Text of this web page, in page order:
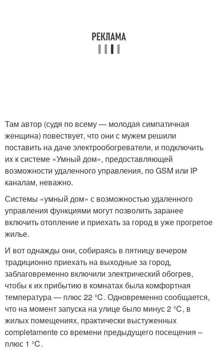
Там автор (судя по всему — молодая симпатичная
женщина) повествует, что они с мужем решили
поставить на даче электрообогреватели, и подключить
их к системе «Умный дом», предоставляющей
возможности удаленного управления, по GSM или IP
каналам, неважно.
Системы «умный дом» с возможностью удаленного
управления функциями могут позволить заранее
включить отопление и приехать за город в уже прогретое
жилье.
И вот однажды они, собираясь в пятницу вечером
традиционно приехать на выходные за город,
заблаговременно включили электрический обогрев,
чтобы к их прибытию в комнатах была комфортная
температура — плюс 22 ℃. Одновременно сообщается,
что на момент запуска на улице было минус 2 ℃, в
жилых помещениях, практически выстуженных
completamente со времени предыдущего посещения –
плюс 1 ℃.